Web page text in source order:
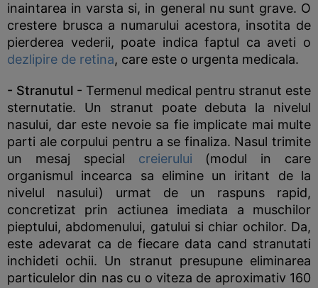
inaintarea in varsta si, in general nu sunt grave. O
crestere brusca a numarului acestora, insotita de
pierderea vederii, poate indica faptul ca aveti o
dezlipire de retina, care este o urgenta medicala.
- Stranutul - Termenul medical pentru stranut este
sternutatie. Un stranut poate debuta la nivelul
nasului, dar este nevoie sa fie implicate mai multe
parti ale corpului pentru a se finaliza. Nasul trimite
un mesaj special creierului (modul in care
organismul incearca sa elimine un iritant de la
nivelul nasului) urmat de un raspuns rapid,
concretizat prin actiunea imediata a muschilor
pieptului, abdomenului, gatului si chiar ochilor. Da,
este adevarat ca de fiecare data cand stranutati
inchideti ochii. Un stranut presupune eliminarea
particulelor din nas cu o viteza de aproximativ 160